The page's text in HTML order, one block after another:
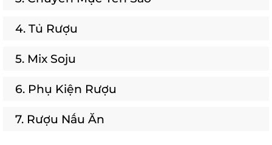
4. Tủ Rượu
5. Mix Soju
6. Phụ Kiện Rượu
7. Rượu Nấu Ăn